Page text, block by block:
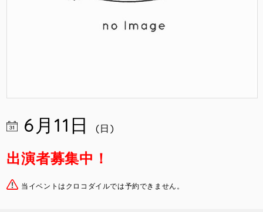
6月11日 (日)
出演者募集中！
当イベントはクロコダイルでは予約できません。